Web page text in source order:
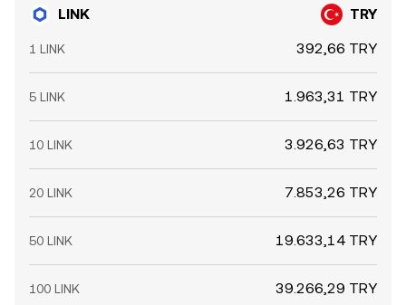
LINK TRY
1 LINK 392,66 TRY
5 LINK 1.963,31 TRY
10 LINK 3.926,63 TRY
20 LINK 7.853,26 TRY
50 LINK 19.633,14 TRY
100 LINK 39.266,29 TRY